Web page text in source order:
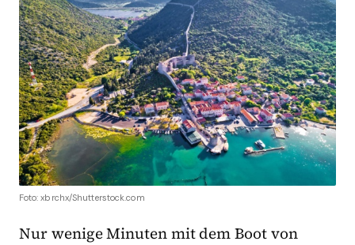
Foto: xbrchx/Shutterstock.com
Nur wenige Minuten mit dem Boot von